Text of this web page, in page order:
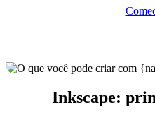
Inkscape: